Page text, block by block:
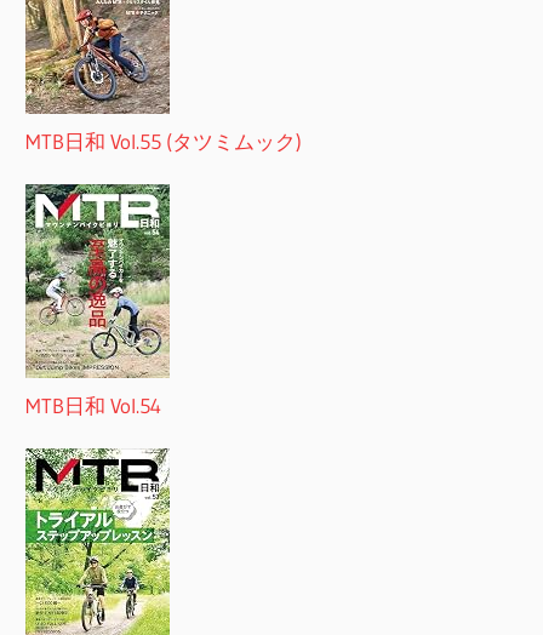
MTB日和 Vol.55 (タツミムック)
MTB日和 Vol.54